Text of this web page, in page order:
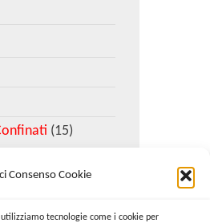
Consenso Cookie
tecnologie come i cookie per
(15)